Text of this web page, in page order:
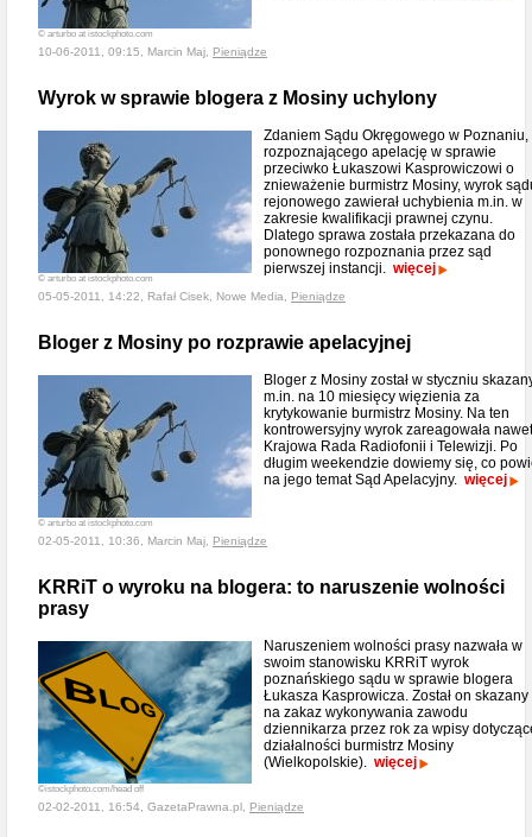
© arturbo at istockphoto.com
10-06-2011, 09:15, Marcin Maj, Pieniądze
Wyrok w sprawie blogera z Mosiny uchylony
© arturbo at istockphoto.com
Zdaniem Sądu Okręgowego w Poznaniu,
rozpoznającego apelację w sprawie
przeciwko Łukaszowi Kasprowiczowi o
znieważenie burmistrz Mosiny, wyrok
rejonowego zawierał uchybienia m.in. w
zakresie kwalifikacji prawnej czynu.
Dlatego sprawa została przekazana do
ponownego rozpoznania przez sąd
pierwszej instancji. więcej
05-05-2011, 14:22, Rafał Cisek, Nowe Media, Pieniądze
Bloger z Mosiny po rozprawie apelacyjnej
© arturbo at istockphoto.com
Bloger z Mosiny został w styczniu
m.in. na 10 miesięcy więzienia za
krytykowanie burmistrz Mosiny. Na ten
kontrowersyjny wyrok zareagowała nawet
Krajowa Rada Radiofonii i Telewizji. Po
długim weekendzie dowiemy się, co
na jego temat Sąd Apelacyjny. więcej
02-05-2011, 10:36, Marcin Maj, Pieniądze
KRRiT o wyroku na blogera: to naruszenie wolności
prasy
©istockphoto.com/head off
Naruszeniem wolności prasy nazwała w
swoim stanowisku KRRiT wyrok
poznańskiego sądu w sprawie blogera
Łukasza Kasprowicza. Został on skazany
na zakaz wykonywania zawodu
dziennikarza przez rok za wpisy
działalności burmistrz Mosiny
(Wielkopolskie). więcej
02-02-2011, 16:54, GazetaPrawna.pl, Pieniądze